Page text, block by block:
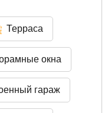
Терраса
окна
гараж